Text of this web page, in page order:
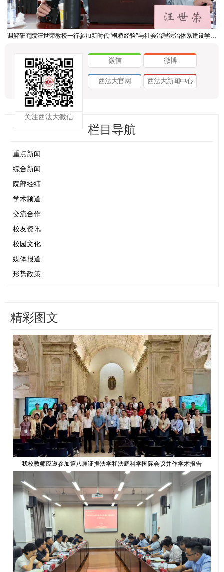
关注西法大微信
微信 微博
西法大官网 西法大新闻中心
栏目导航
重点新闻
综合新闻
院部经纬
学术频道
交流合作
校友资讯
校园文化
媒体报道
形势政策
精彩图文
我校教师应邀参加第八届证据法学和法庭科学国际会议并作学术报告